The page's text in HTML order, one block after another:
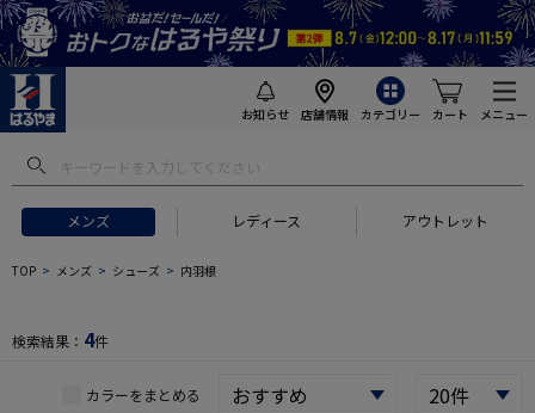
お知らせ 店舗情報 カテゴリー カート メニュー
メンズ レディース アウトレット
フトにおすすめ #セットアップ スーツ
TOP メンズ シューズ 内羽根
検索結果： 4件
カラーをまとめる